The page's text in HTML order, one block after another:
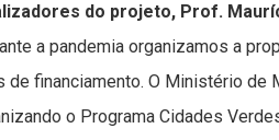
do projeto, Prof.
a pandemia organizamos a
de financiamento. O Ministério de
o Programa Cidades